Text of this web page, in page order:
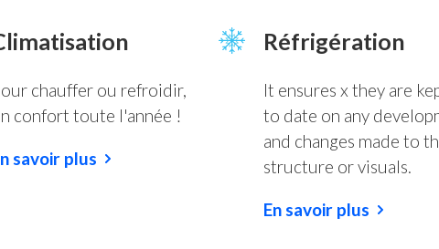
chauffer ou refroidir,
confort toute l'année !
savoir plus
Réfrigération
It ensures x they are
to date on any
and changes made to
structure or visuals.
En savoir plus